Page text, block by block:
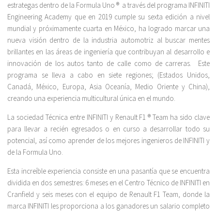
estrategas dentro de la Formula Uno ® a través del programa INFINITI
Engineering Academy que en 2019 cumple su sexta edición a nivel
mundial y próximamente cuarta en México, ha logrado marcar una
nueva visión dentro de la industria automotriz al buscar mentes
brillantes en las áreas de ingeniería que contribuyan al desarrollo e
innovación de los autos tanto de calle como de carreras. Este
programa se lleva a cabo en siete regiones; (Estados Unidos,
Canadá, México, Europa, Asia Oceanía, Medio Oriente y China),
creando una experiencia multicultural única en el mundo.
La sociedad Técnica entre INFINITI y Renault F1 ® Team ha sido clave
para llevar a recién egresados o en curso a desarrollar todo su
potencial, así como aprender de los mejores ingenieros de INFINITI y
de la Formula Uno.
Esta increíble experiencia consiste en una pasantía que se encuentra
dividida en dos semestres: 6 meses en el Centro Técnico de INFINITI en
Cranfield y seis meses con el equipo de Renault F1 Team, donde la
marca INFINITI les proporciona a los ganadores un salario completo